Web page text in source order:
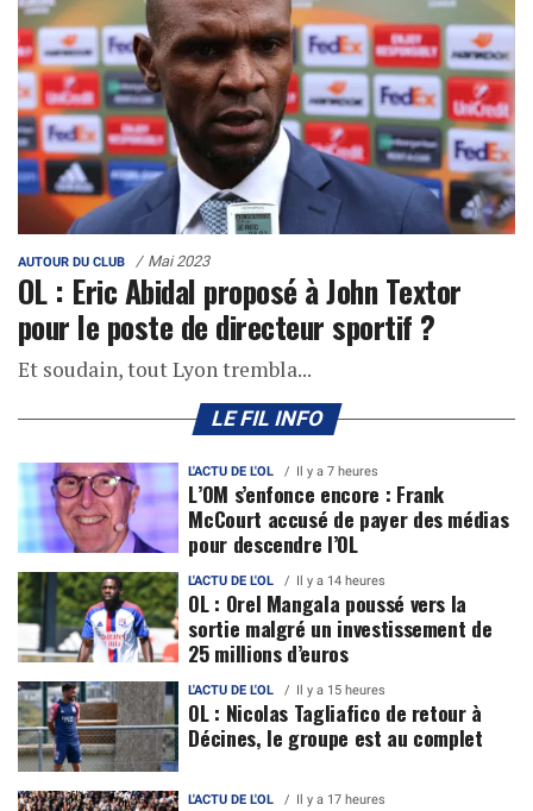
AUTOUR DU CLUB Mai 2023
OL : Eric Abidal proposé à John Textor
pour le poste de directeur sportif ?
Et soudain, tout Lyon trembla...
LE FIL INFO
L'ACTU DE L'OL Il y a 7 heures
L’OM s’enfonce encore : Frank
McCourt accusé de payer des médias
pour descendre l’OL
L'ACTU DE L'OL Il y a 14 heures
OL : Orel Mangala poussé vers la
sortie malgré un investissement de
25 millions d’euros
L'ACTU DE L'OL Il y a 15 heures
OL : Nicolas Tagliafico de retour à
Décines, le groupe est au complet
L'ACTU DE L'OL Il y a 17 heures